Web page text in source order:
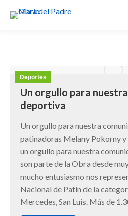
Deportes
Un orgullo para
deportiva
Un orgullo para nuestra
patinadoras Melany Pokorny y
un orgullo para nuestra
son parte de la Obra desde
mucho entusiasmo nos
Nacional de Patín de la
Mercedes, San Luis. Más de